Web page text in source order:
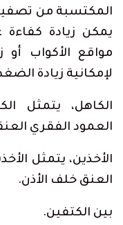
المكتسبة من تصفية
يمكن زيادة
مواقع الأكواب
لإمكانية زيادة
الكاهل، يتمثل
العمود الفقري
الأخذين، يتمثل
العنق خلف الأذن.
بين الكتفين.